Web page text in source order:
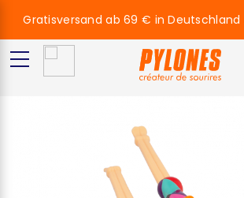
Gratisversand ab 69 € in